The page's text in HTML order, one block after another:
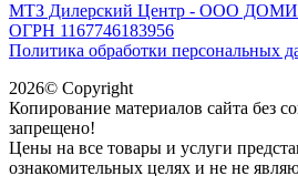
МТЗ Дилерский Центр - ООО
ОГРН 1167746183956
Политика обработки персональных
2026© Copyright
Копирование материалов сайта без
запрещено!
Цены на все товары и услуги
ознакомительных целях и не не